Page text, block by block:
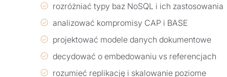
rozróżniać typy baz NoSQL i ich zastosowania
analizować kompromisy CAP i BASE
projektować modele danych dokumentowe
decydować o embedowaniu vs referencjach
rozumieć replikację i skalowanie poziome